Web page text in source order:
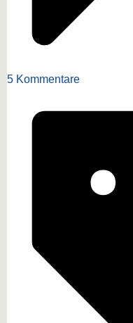
5 Kommentare